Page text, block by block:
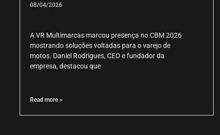
08/04/2026
A VR Multimarcas marcou presença no CBM 2026
mostrando soluções voltadas para o varejo de
motos. Daniel Rodrigues, CEO e fundador da
empresa, destacou que
Read more >